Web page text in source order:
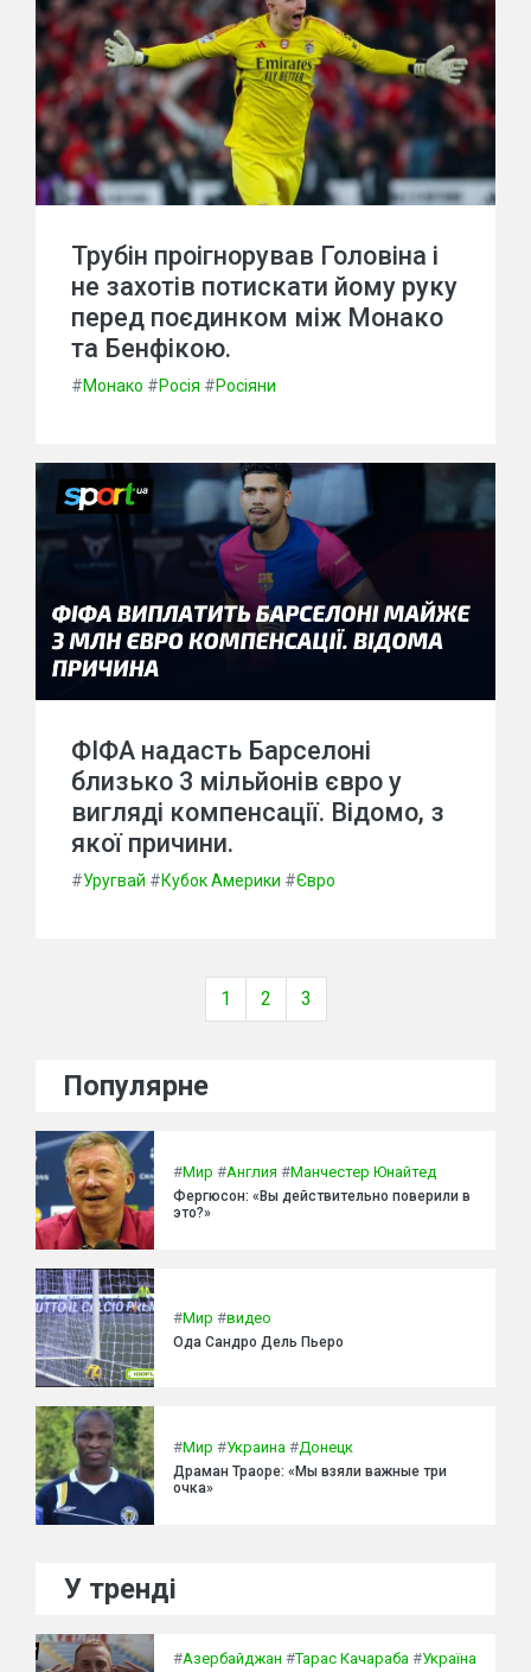
Трубін проігнорував Головіна і
не захотів потискати йому руку
перед поєдинком між Монако
та Бенфікою.
#Монако #Росія #Росіяни
ФІФА надасть Барселоні
близько 3 мільйонів євро у
вигляді компенсації. Відомо, з
якої причини.
#Уругвай #Кубок Америки #Євро
1 2 3
Популярне
#Мир #Англия #Манчестер Юнайтед
Фергюсон: «Вы действительно поверили в
это?»
#Мир #видео
Ода Сандро Дель Пьеро
#Мир #Украина #Донецк
Драман Траоре: «Мы взяли важные три
очка»
У тренді
#Азербайджан #Тарас Качараба #Україна